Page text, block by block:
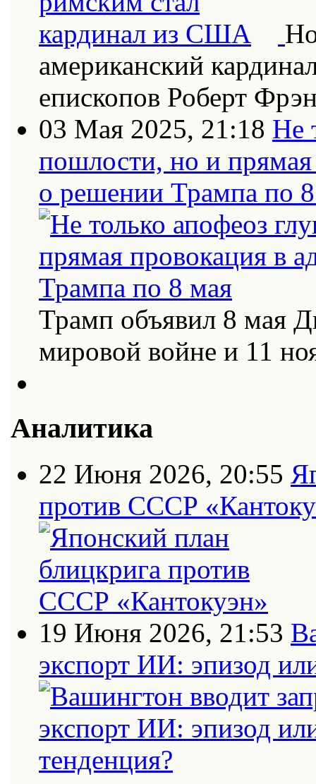
американский
епископов Роберт
03 Мая 2025, 21:18 Не
пошлости, но и
о решении Трампа по
Трамп объявил 8 мая
мировой войне и 11
Аналитика
22 Июня 2026, 20:55
против СССР
19 Июня 2026, 21:53
экспорт ИИ: эпизод